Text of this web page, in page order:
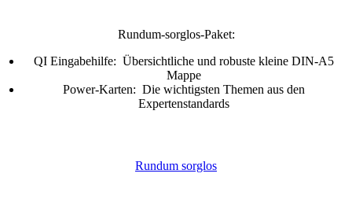
Rundum-sorglos-Paket:
QI Eingabehilfe: Übersichtliche und robuste kleine DIN-A5
Mappe
Power-Karten: Die wichtigsten Themen aus den
Expertenstandards
Rundum sorglos